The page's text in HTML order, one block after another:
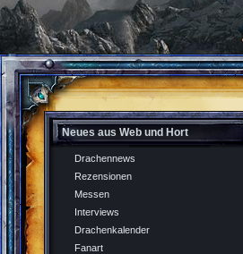
Neues aus Web und Hort
Drachennews
Rezensionen
Messen
Interviews
Drachenkalender
Fanart